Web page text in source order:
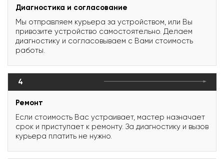
Диагностика и согласование
Мы отправляем курьера за устройством, или Вы
привозите устройство самостоятельно. Делаем
диагностику и согласовываем с Вами стоимость
работы.
4
Ремонт
Если стоимость Вас устраивает, мастер назначает
срок и приступает к ремонту. За диагностику и вызов
курьера платить не нужно.